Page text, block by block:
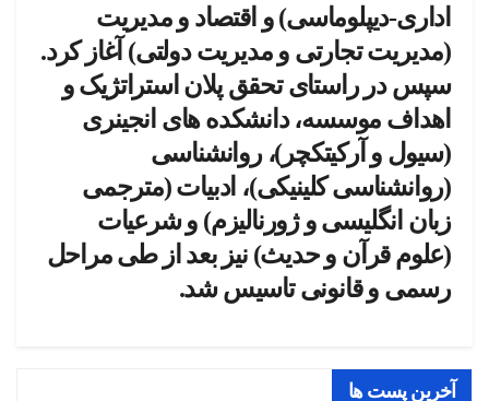
اداری-دیپلوماسی) و اقتصاد و مدیریت
(مدیریت تجارتی و مدیریت دولتی) آغاز کرد.
سپس در راستای تحقق پلان استراتژیک و
اهداف موسسه، دانشکده­ های انجینری
(سیول و آرکیتکچر)، روانشناسی
(روانشناسی کلینیکی)، ادبیات (مترجمی
زبان انگلیسی و ژورنالیزم) و شرعیات
(علوم قرآن و حدیث) نیز بعد از طی مراحل
رسمی و قانونی تاسیس شد.
آخرین پست ها